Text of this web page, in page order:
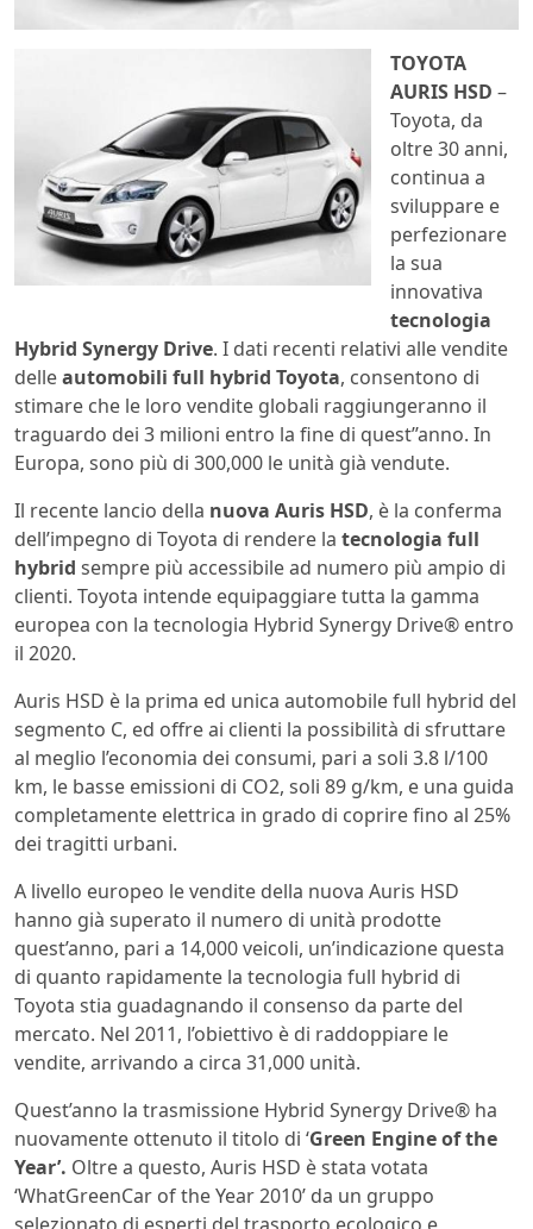
TOYOTA
AURIS HSD –
Toyota, da
oltre 30 anni,
continua a
sviluppare e
perfezionare
la sua
innovativa
tecnologia
Hybrid Synergy Drive. I dati recenti relativi alle vendite
delleautomobili full hybrid Toyota, consentono di
stimare che le loro vendite globali raggiungeranno il
traguardo dei 3 milioni entro la fine di quest’’anno. In
Europa, sono più di 300,000 le unità già vendute.
Il recente lancio della nuova Auris HSD, è la conferma
dell’impegno di Toyota di rendere la tecnologia full
hybrid sempre più accessibile ad numero più ampio di
clienti. Toyota intende equipaggiare tutta la gamma
europea con la tecnologia Hybrid Synergy Drive® entro
il 2020.
Auris HSD è la prima ed unica automobile full hybrid del
segmento C, ed offre ai clienti la possibilità di sfruttare
al meglio l’economia dei consumi, pari a soli 3.8 l/100
km, le basse emissioni di CO2, soli 89 g/km, e una guida
completamente elettrica in grado di coprire fino al 25%
dei tragitti urbani.
A livello europeo le vendite della nuova Auris HSD
hanno già superato il numero di unità prodotte
quest’anno, pari a 14,000 veicoli, un’indicazione questa
di quanto rapidamente la tecnologia full hybrid di
Toyota stia guadagnando il consenso da parte del
mercato. Nel 2011, l’obiettivo è di raddoppiare le
vendite, arrivando a circa 31,000 unità.
Quest’anno la trasmissione Hybrid Synergy Drive® ha
nuovamente ottenuto il titolo di ‘Green Engine of the
Year’. Oltre a questo, Auris HSD è stata votata
‘WhatGreenCar of the Year 2010’ da un gruppo
selezionato di esperti del trasporto ecologico e